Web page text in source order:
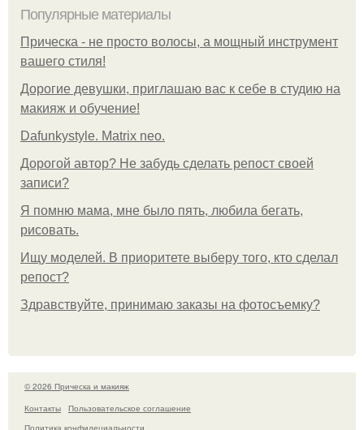
Популярные материалы
Прическа - не просто волосы, а мощный инструмент
вашего стиля!
Дорогие девушки, приглашаю вас к себе в студию на
макияж и обучение!
Dafunkystyle. Matrix neo.
Дорогой автор? Не забудь сделать репост своей
записи?
Я помню мама, мне было пять, любила бегать,
рисовать.
Ищу моделей. В приоритете выберу того, кто сделал
репост?
Здравствуйте, принимаю заказы на фотосъемку?
© 2026 Прическа и макияж
Контакты
Пользовательское соглашение
Политика конфидециальности